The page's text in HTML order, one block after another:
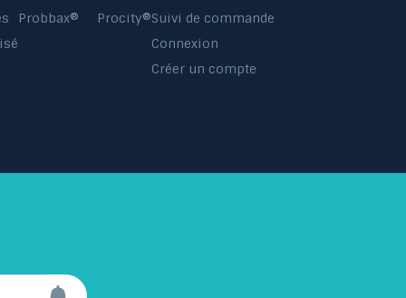
Probbax®
Procity®Suivi de commande
Connexion
Créer un compte